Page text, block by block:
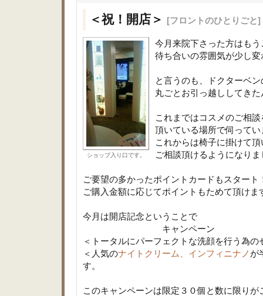
＜祝！開店＞ [フロントのひとりごと]
ショップ入り口です。
今月来院下さった方はも
待ち合いの雰囲気が少し
と言うのも、ドクターベ
丸ごとお引っ越ししてき
これまではコスメのご相
頂いている場所で伺って
これからは椅子に掛けて
ご相談頂けるようになりま
ご要望の多かったポイントカードもスタート
ご購入金額に応じてポイントもためて頂けま
今月は開店記念ということで
キャンペーン
＜トータルにパーフェクトな洗顔を行う為の
＜人気のナイトクリーム、インフィニナノ が
す。
このキャンペーンは限定３０個と数に限りが